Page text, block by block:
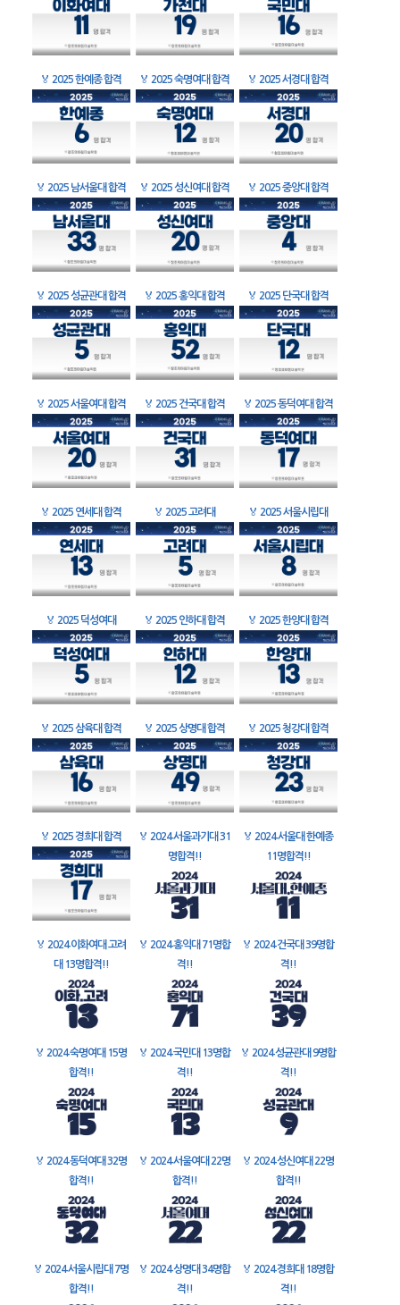
🏅 2025 한예종 합격 🏅 2025 숙명여대 합격 🏅 2025 서경대 합격
🏅 2025 남서울대 합격 🏅 2025 성신여대 합격 🏅 2025 중앙대 합격
🏅 2025 성균관대 합격 🏅 2025 홍익대 합격 🏅 2025 단국대 합격
🏅 2025 서울여대 합격 🏅 2025 건국대 합격 🏅 2025 동덕여대 합격
🏅 2025 연세대 합격 🏅 2025 고려대 🏅 2025 서울시립대
🏅 2025 덕성여대 🏅 2025 인하대 합격 🏅 2025 한양대 합격
🏅 2025 삼육대 합격 🏅 2025 상명대 합격 🏅 2025 청강대 합격
🏅 2025 경희대 합격 🏅 2024 서울과기대 31
명합격!!
🏅 2024 서울대 한예종
11명합격!!
🏅 2024 이화여대 고려
대 13명합격!!
🏅 2024 홍익대 71명합
격!!
🏅 2024 건국대 39명합
격!!
🏅 2024 숙명여대 15명
합격!!
🏅 2024 국민대 13명합
격!!
🏅 2024 성균관대 9명합
격!!
🏅 2024 동덕여대 32명
합격!!
🏅 2024 서울여대 22명
합격!!
🏅 2024 성신여대 22명
합격!!
🏅 2024 서울시립대 7명
합격!!
🏅 2024 상명대 34명합
격!!
🏅 2024 경희대 18명합
격!!